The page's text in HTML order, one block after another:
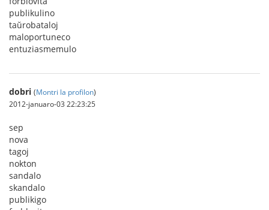
publikulino
taŭrobataloj
maloportuneco
entuziasmemulo
dobri (Montri la profilon)
2012-januaro-03 22:23:25
sep
nova
tagoj
nokton
sandalo
skandalo
publikigo